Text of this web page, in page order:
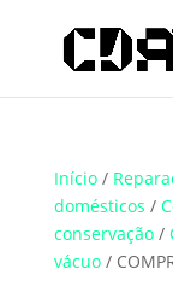
Início/
domésticos /
conservação/
vácuo/